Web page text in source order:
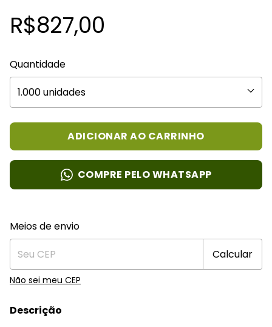
R$827,00
Quantidade
COMPRE PELO WHATSAPP
Entregas para o CEP:
Meios de envio
Calcular
Não sei meu CEP
Descrição